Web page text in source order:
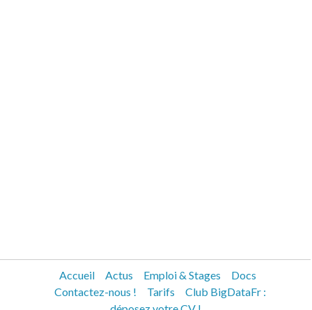
Accueil Actus Emploi & Stages
Docs
Contactez-nous !
Tarifs
Club BigDataFr :